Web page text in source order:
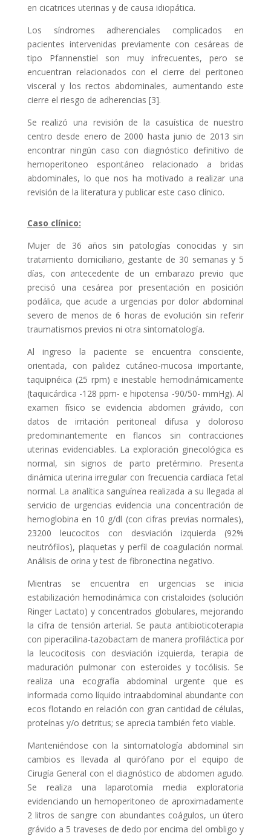
en cicatrices uterinas y de causa idiopática.
Los síndromes adherenciales complicados en
pacientes intervenidas previamente con cesáreas de
tipo Pfannenstiel son muy infrecuentes, pero se
encuentran relacionados con el cierre del peritoneo
visceral y los rectos abdominales, aumentando este
cierre el riesgo de adherencias [3].
Se realizó una revisión de la casuística de nuestro
centro desde enero de 2000 hasta junio de 2013 sin
encontrar ningún caso con diagnóstico definitivo de
hemoperitoneo espontáneo relacionado a bridas
abdominales, lo que nos ha motivado a realizar una
revisión de la literatura y publicar este caso clínico.
Caso clínico:
Mujer de 36 años sin patologías conocidas y sin
tratamiento domiciliario, gestante de 30 semanas y 5
días, con antecedente de un embarazo previo que
precisó una cesárea por presentación en posición
podálica, que acude a urgencias por dolor abdominal
severo de menos de 6 horas de evolución sin referir
traumatismos previos ni otra sintomatología.
Al ingreso la paciente se encuentra consciente,
orientada, con palidez cutáneo-mucosa importante,
taquipnéica (25 rpm) e inestable hemodinámicamente
(taquicárdica -128 ppm- e hipotensa -90/50- mmHg). Al
examen físico se evidencia abdomen grávido, con
datos de irritación peritoneal difusa y doloroso
predominantemente en flancos sin contracciones
uterinas evidenciables. La exploración ginecológica es
normal, sin signos de parto pretérmino. Presenta
dinámica uterina irregular con frecuencia cardíaca fetal
normal. La analítica sanguínea realizada a su llegada al
servicio de urgencias evidencia una concentración de
hemoglobina en 10 g/dl (con cifras previas normales),
23200 leucocitos con desviación izquierda (92%
neutrófilos), plaquetas y perfil de coagulación normal.
Análisis de orina y test de fibronectina negativo.
Mientras se encuentra en urgencias se inicia
estabilización hemodinámica con cristaloides (solución
Ringer Lactato) y concentrados globulares, mejorando
la cifra de tensión arterial. Se pauta antibioticoterapia
con piperacilina-tazobactam de manera profiláctica por
la leucocitosis con desviación izquierda, terapia de
maduración pulmonar con esteroides y tocólisis. Se
realiza una ecografía abdominal urgente que es
informada como líquido intraabdominal abundante con
ecos flotando en relación con gran cantidad de células,
proteínas y/o detritus; se aprecia también feto viable.
Manteniéndose con la sintomatología abdominal sin
cambios es llevada al quirófano por el equipo de
Cirugía General con el diagnóstico de abdomen agudo.
Se realiza una laparotomía media exploratoria
evidenciando un hemoperitoneo de aproximadamente
2 litros de sangre con abundantes coágulos, un útero
grávido a 5 traveses de dedo por encima del ombligo y